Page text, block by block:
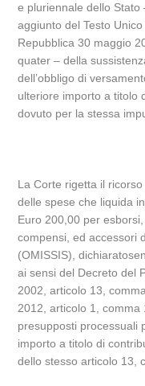
e pluriennale dello Stato
aggiunto del Testo
Repubblica 30 maggio
quater – della
dell’obbligo di
ulteriore importo a titolo
dovuto per la stessa
La Corte rigetta il
delle spese che liquida
Euro 200,00 per
compensi, ed accessori
(OMISSIS),
ai sensi del Decreto del
2002, articolo 13,
2012, articolo 1, comma
presupposti processuali
importo a titolo di
dello stesso articolo 13,